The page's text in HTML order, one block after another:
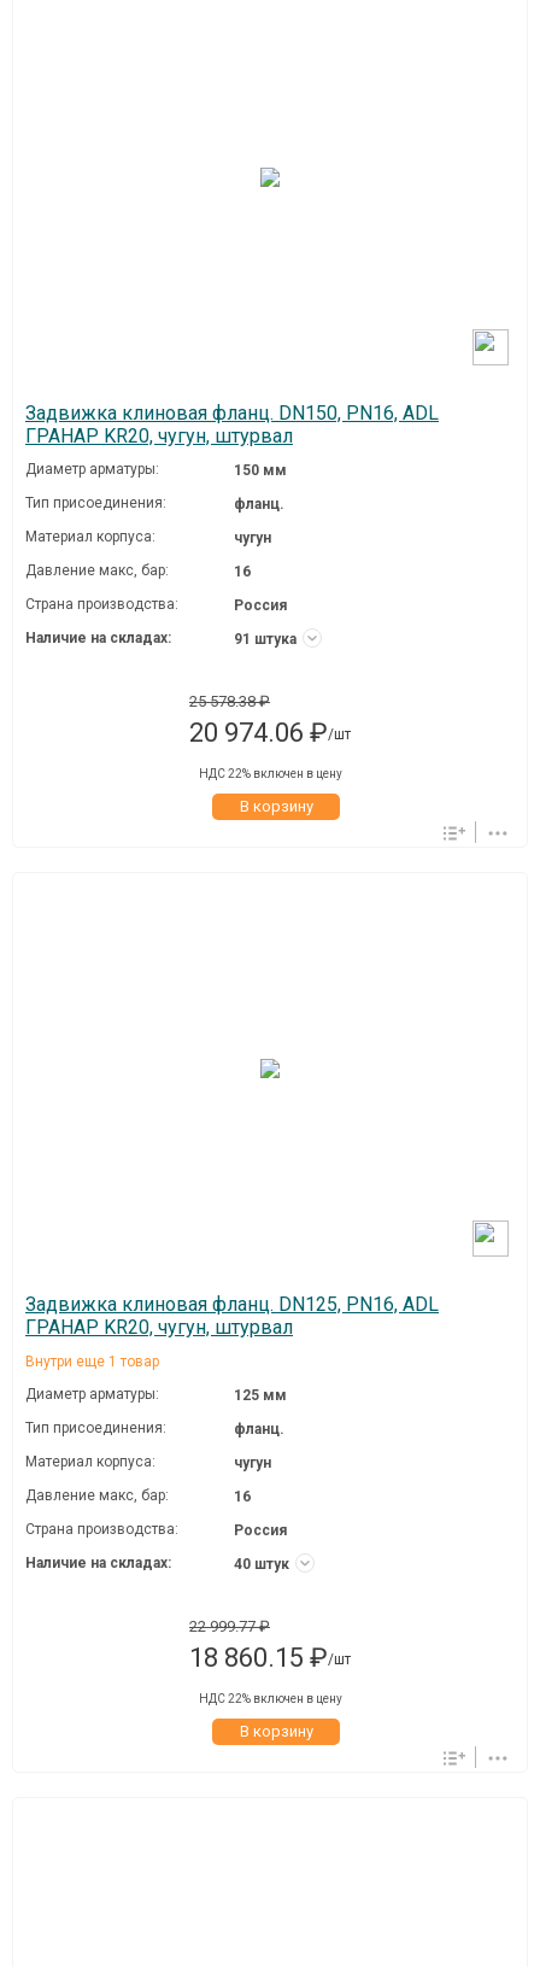
Задвижка клиновая фланц. DN150, PN16, ADL
ГРАНАР KR20, чугун, штурвал
Диаметр арматуры:
150 мм
Тип присоединения:
фланц.
Материал корпуса:
чугун
Давление макc, бар:
16
Страна производства:
Россия
Наличие на складах:
91 штука
25 578.38 ₽
20 974.06 ₽/шт
НДС 22% включен в цену
В корзину
Задвижка клиновая фланц. DN125, PN16, ADL
ГРАНАР KR20, чугун, штурвал
Внутри еще 1 товар
Диаметр арматуры:
125 мм
Тип присоединения:
фланц.
Материал корпуса:
чугун
Давление макc, бар:
16
Страна производства:
Россия
Наличие на складах:
40 штук
22 999.77 ₽
18 860.15 ₽/шт
НДС 22% включен в цену
В корзину